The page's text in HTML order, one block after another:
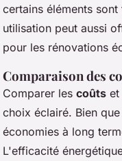
certains éléments
utilisation peut aussi
pour les rénovations
Comparaison des
Comparer les coûts et
choix éclairé. Bien
économies à long
L'efficacité